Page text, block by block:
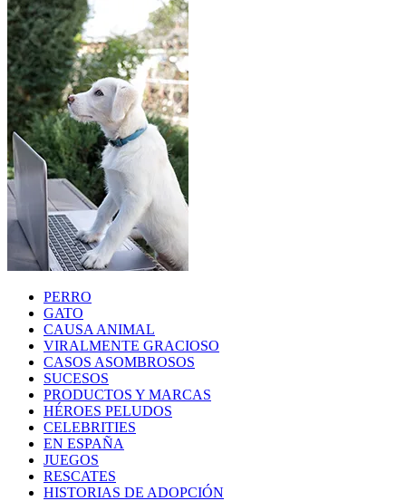
PERRO
GATO
CAUSA ANIMAL
VIRALMENTE GRACIOSO
CASOS ASOMBROSOS
SUCESOS
PRODUCTOS Y MARCAS
HÉROES PELUDOS
CELEBRITIES
EN ESPAÑA
JUEGOS
RESCATES
HISTORIAS DE ADOPCIÓN